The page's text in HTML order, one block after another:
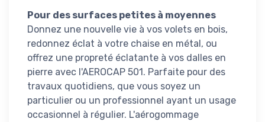
Pour des surfaces petites à moyennes
Donnez une nouvelle vie à vos volets en bois,
redonnez éclat à votre chaise en métal, ou
offrez une propreté éclatante à vos dalles en
pierre avec l'AEROCAP 501. Parfaite pour des
travaux quotidiens, que vous soyez un
particulier ou un professionnel ayant un usage
occasionnel à régulier. L'aérogommage